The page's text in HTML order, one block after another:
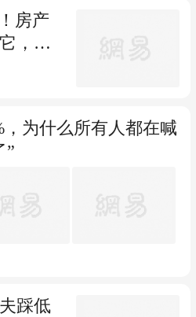
房产
，普
为什么所有人都在喊
”
踩低